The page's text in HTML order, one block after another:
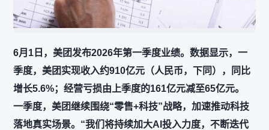
6月1日，美团发布2026年第一季度业绩。数据显示，一
季度，美团实现收入约910亿元（人民币，下同），同比
增长5.6%；经营亏损由上季度的161亿元减至65亿元。
一季度，美团继续围绕“零售+科技”战略，加速推动科技
落地真实场景。“我们将持续加大AI投入力度，不断迭代